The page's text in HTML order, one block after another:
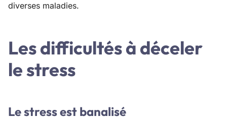
diverses maladies.
Les difficultés à déceler
le stress
Le stress est banalisé